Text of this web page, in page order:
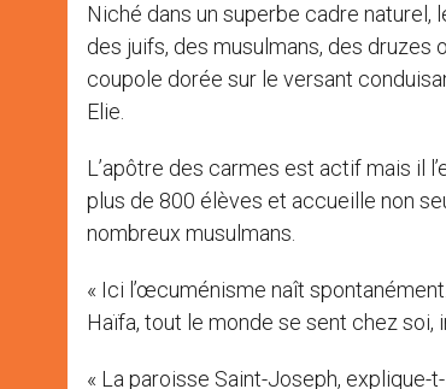
Niché dans un superbe cadre naturel,
des juifs, des musulmans, des druzes
coupole dorée sur le versant
Elie.
L’apôtre des carmes est actif mais il
plus de 800 élèves et accueille non
nombreux musulmans.
« Ici l’œcuménisme naît
Haïfa, tout le monde se sent chez soi,
« La paroisse Saint-Joseph, explique-